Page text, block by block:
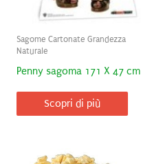
Sagome Cartonate Grandezza
Naturale
Penny sagoma 171 X 47 cm
Scopri di più